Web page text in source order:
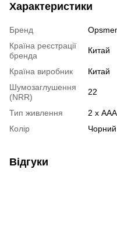
Характеристики
Бренд
Країна реєстрації
бренда
Китай
Країна виробник
Китай
Шумозаглушення
(NRR)
22
Тип живлення
2 х AAA
Колір
Чорний
Відгуки